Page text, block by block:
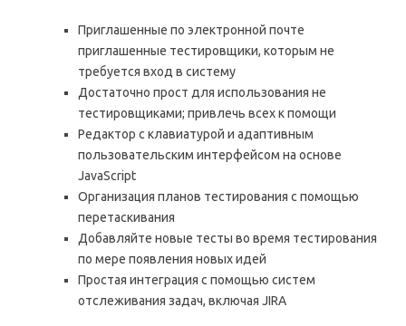
Приглашенные по электронной почте
приглашенные тестировщики, которым не
требуется вход в систему
Достаточно прост для использования не
тестировщиками; привлечь всех к помощи
Редактор с клавиатурой и адаптивным
пользовательским интерфейсом на основе
JavaScript
Организация планов тестирования с помощью
перетаскивания
Добавляйте новые тесты во время тестирования
по мере появления новых идей
Простая интеграция с помощью систем
отслеживания задач, включая JIRA